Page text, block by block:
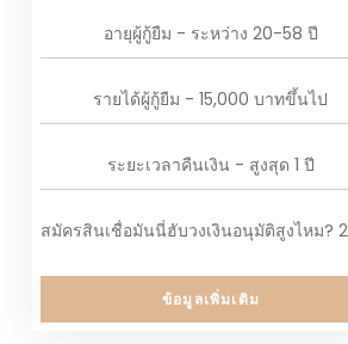
อายุผู้กู้ยืม - ระหว่าง 20-58 ปี
รายได้ผู้กู้ยืม - 15,000 บาทขึ้นไป
ระยะเวลาคืนเงิน - สูงสุด 1 ปี
สมัครสินเชื่อมันนี่ฮับวงเงินอนุมัติสูงไหม?
ข้อมูลเพิ่มเติม